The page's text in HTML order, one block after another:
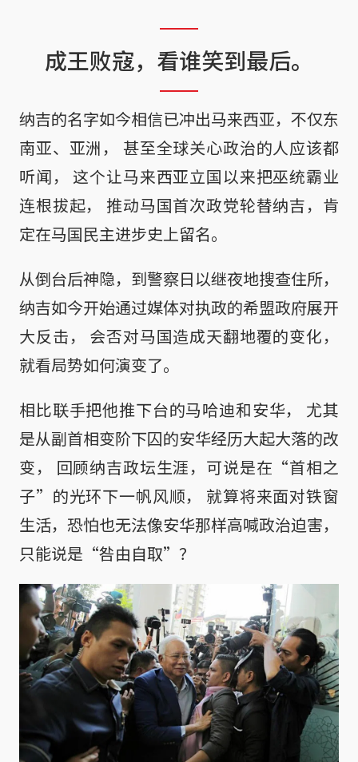
成王败寇，看谁笑到最后。
纳吉的名字如今相信已冲出马来西亚，不仅东
南亚、亚洲， 甚至全球关心政治的人应该都
听闻， 这个让马来西亚立国以来把巫统霸业
连根拔起， 推动马国首次政党轮替纳吉，肯
定在马国民主进步史上留名。
从倒台后神隐，到警察日以继夜地搜查住所，
纳吉如今开始通过媒体对执政的希盟政府展开
大反击， 会否对马国造成天翻地覆的变化，
就看局势如何演变了。
相比联手把他推下台的马哈迪和安华， 尤其
是从副首相变阶下囚的安华经历大起大落的改
变， 回顾纳吉政坛生涯，可说是在“首相之
子”的光环下一帆风顺， 就算将来面对铁窗
生活，恐怕也无法像安华那样高喊政治迫害，
只能说是“咎由自取”？